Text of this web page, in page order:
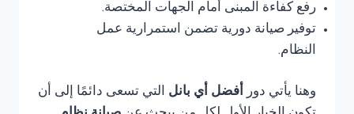
رفع كفاءة المبنى أمام الجهات المختصة.
توفير صيانة دورية تضمن استمرارية عمل
النظام.
وهنا يأتي دور أفضل أي بانل التي تسعى دائمًا إلى أن